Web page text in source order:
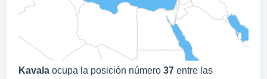
Kavala ocupa la posición número 37 entre las